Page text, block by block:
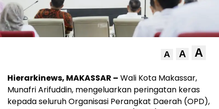
A A A
Hierarkinews, MAKASSAR – Wali Kota Makassar,
Munafri Arifuddin, mengeluarkan peringatan keras
kepada seluruh Organisasi Perangkat Daerah (OPD),